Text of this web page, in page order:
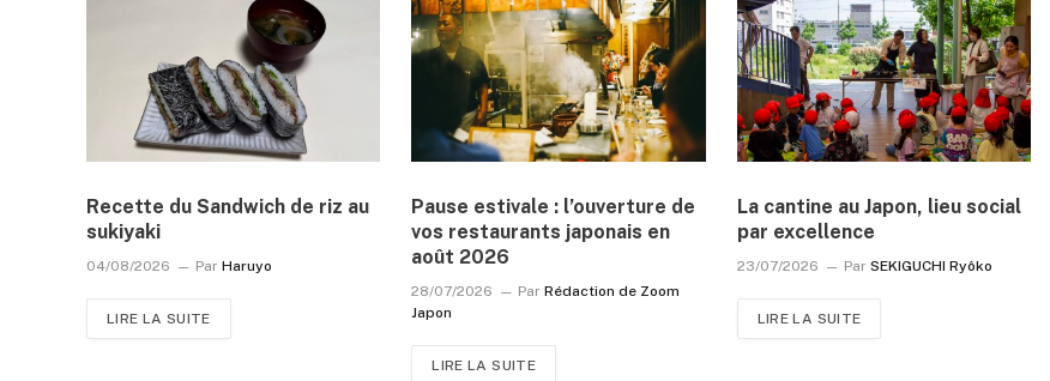
Recette du Sandwich de riz au
sukiyaki
04/08/2026 Par Haruyo
LIRE LA SUITE
Pause estivale : l’ouverture de
vos restaurants japonais en
août 2026
28/07/2026 Par Rédaction de Zoom
Japon
LIRE LA SUITE
La cantine au Japon, lieu social
par excellence
23/07/2026 Par SEKIGUCHI Ryôko
LIRE LA SUITE